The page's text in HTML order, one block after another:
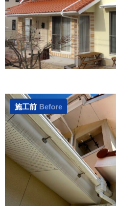
施工前 Before